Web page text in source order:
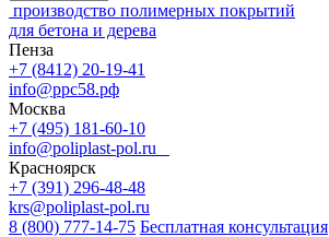
производство полимерных покрытий
для бетона и дерева
Пенза
+7 (8412) 20-19-41
info@ррс58.рф
Москва
+7 (495) 181-60-10
info@poliplast-pol.ru
Красноярск
+7 (391) 296-48-48
krs@poliplast-pol.ru
8 (800) 777-14-75 Бесплатная консультация